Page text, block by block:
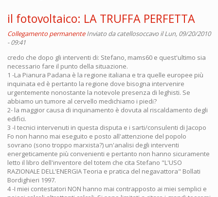
il fotovoltaico: LA TRUFFA PERFETTA
Collegamento permanente Inviato dacatellosoccavo il Lun, 09/20/2010
- 09:41
credo che dopo gli interventi di: Stefano, mams60 e quest'ultimo sia
necessario fare il punto della situazione.
1 -La Pianura Padana è la regione italiana e tra quelle europee più
inquinata ed è pertanto la regione dove bisogna intervenire
urgentemente nonostante la notevole presenza di leghisti. Se
abbiamo un tumore al cervello medichiamo i piedi?
2- la maggior causa di inquinamento è dovuta al riscaldamento degli
edifici.
3 -I tecnici intervenuti in questa disputa e i sarti/consulenti di Jacopo
Fo non hanno mai eseguito e posto all'attenzione del popolo
sovrano (sono troppo marxista?) un'analisi degli interventi
energeticamente più convenienti e pertanto non hanno sicuramente
letto il libro dell'inventore del totem che cita Stefano "L'USO
RAZIONALE DELL'ENERGIA Teoria e pratica del negavattora" Bollati
Bordighieri 1997.
4 -I miei contestatori NON hanno mai contrapposto ai miei semplici e